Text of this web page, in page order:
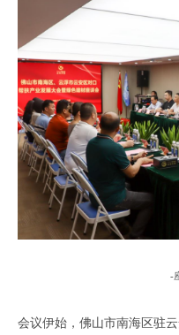
-
会议伊始 ， 佛山市南海区驻